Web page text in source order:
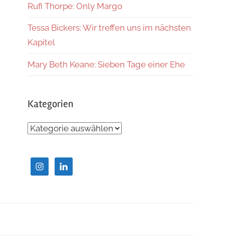
Rufi Thorpe: Only Margo
Tessa Bickers: Wir treffen uns im nächsten
Kapitel
Mary Beth Keane: Sieben Tage einer Ehe
Kategorien
Kategorien